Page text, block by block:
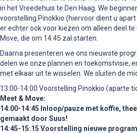
in het Vreedehuis te Den Haag. We
voorstelling Pinokkio (hiervoor dient u
er echter ook voor kiezen om alleen deel
Move, die om 14:45 zal starten.
Daarna presenteren we ons nieuwste
delen we onze plannen en toekomstvisie,
met elkaar uit te wisselen. We sluiten de
13:00-14:00 Voorstelling Pinokkio (aparte
Meet & Move:
14:00-14:45 Inloop/pauze met koffie,
gemaakt door Suus!
14:45-15:15 Voorstelling nieuwe